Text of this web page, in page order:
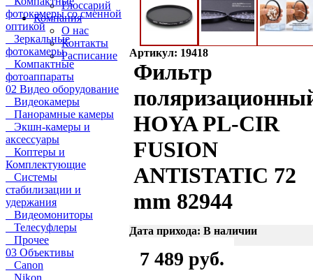
Глоссарий
Компания
О нас
Контакты
Расписание
фотокамеры со сменной
оптикой
Зеркальные
фотокамеры
Компактные
фотоаппараты
02 Видео оборудование
Видеокамеры
Панорамные камеры
Экшн-камеры и
аксессуары
Коптеры и
Комплектующие
Системы
стабилизации и
удержания
Видеомониторы
Телесуфлеры
Прочее
03 Объективы
Canon
Nikon
Артикул: 19418
Фильтр
HOYA PL-CIR
FUSION
ANTISTATIC 72
mm 82944
Дата прихода: В наличии
7 489 руб.